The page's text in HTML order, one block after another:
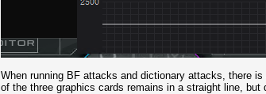
When running BF attacks and dictionary attacks, there
of the three graphics cards remains in a straight line,